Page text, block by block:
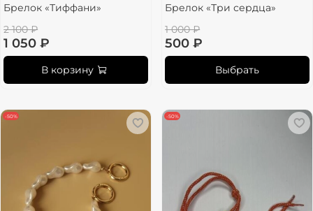
Брелок «Тиффани»
2 100 ₽
1 050 ₽
В корзину
Брелок «Три сердца»
1 000 ₽
500 ₽
Выбрать
-50% -50%